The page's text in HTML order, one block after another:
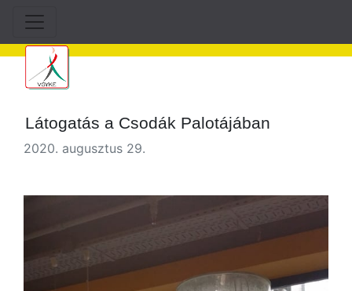
Látogatás a Csodák Palotájában
2020. augusztus 29.